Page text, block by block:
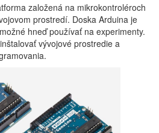
založená na mikrokontroléroch
prostredí. Doska Arduina je
hneď používať na experimenty.
vývojové prostredie a